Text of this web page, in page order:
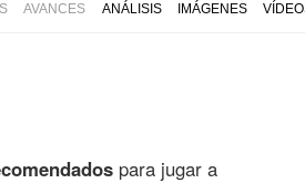
AVANCES ANÁLISIS IMÁGENES
para jugar a